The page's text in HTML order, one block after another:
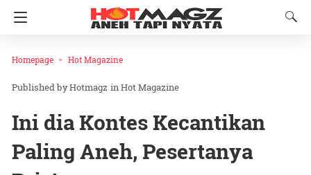
Homepage Hot Magazine
Hotmagz inHot Magazine
Ini dia Kontes Kecantikan
Paling Aneh, Pesertanya